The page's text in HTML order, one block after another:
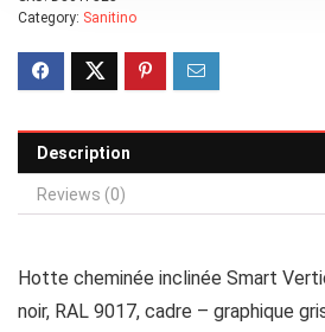
Category: Sanitino
Description
Reviews (0)
Hotte cheminée inclinée Smart
noir, RAL 9017, cadre – graphique